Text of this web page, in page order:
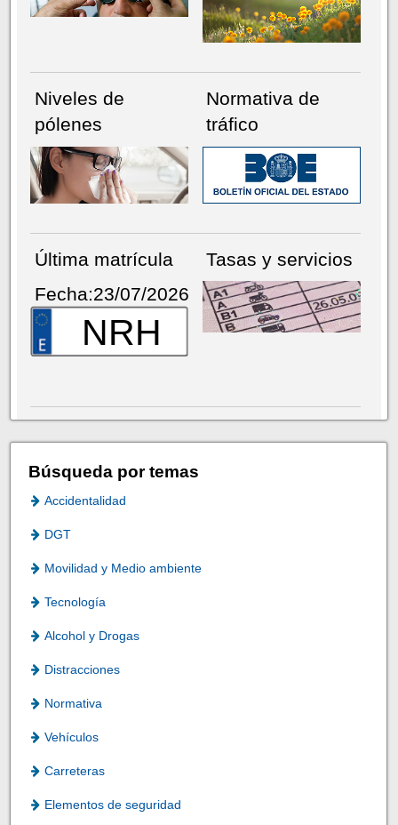
Niveles de
pólenes
Normativa de
tráfico
Última matrícula
Fecha:23/07/2026
NRH
Tasas y servicios
Búsqueda por temas
Accidentalidad
DGT
Movilidad y Medio ambiente
Tecnología
Alcohol y Drogas
Distracciones
Normativa
Vehículos
Carreteras
Elementos de seguridad